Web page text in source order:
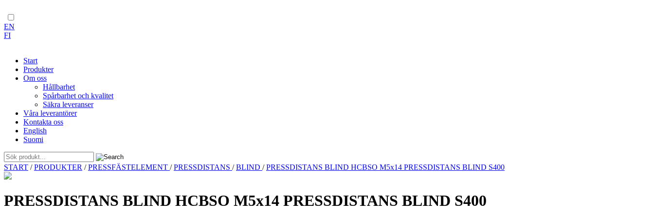
EN
FI
Start
Produkter
Om oss
Hållbarhet
Spårbarhet och kvalitet
Säkra leveranser
Våra leverantörer
Kontakta oss
English
Suomi
Skip
to
START /PRODUKTER /PRESSFÄSTELEMENT /PRESSDISTANS /BLIND /PRESSDISTANS BLIND HCBSO M5x14 PRESSDISTANS BLIND S400
PRESSDISTANS BLIND HCBSO M5x14 PRESSDISTANS BLIND S400